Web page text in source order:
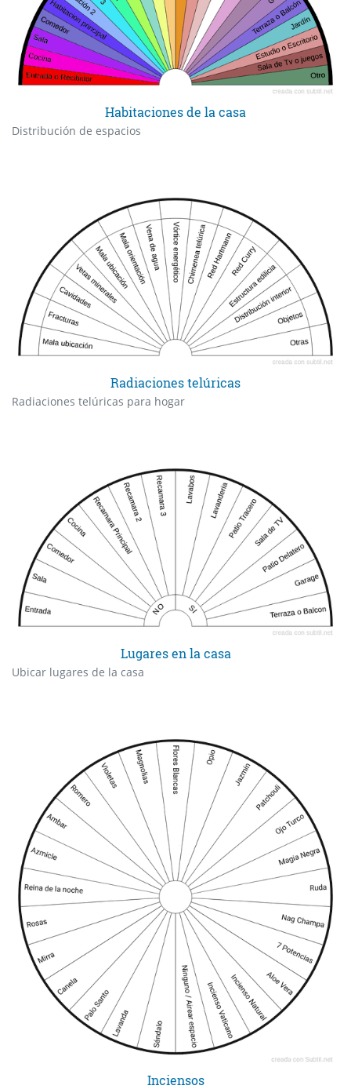
Habitaciones de la casa
Distribución de espacios
Radiaciones telúricas
Radiaciones telúricas para hogar
Lugares en la casa
Ubicar lugares de la casa
Inciensos